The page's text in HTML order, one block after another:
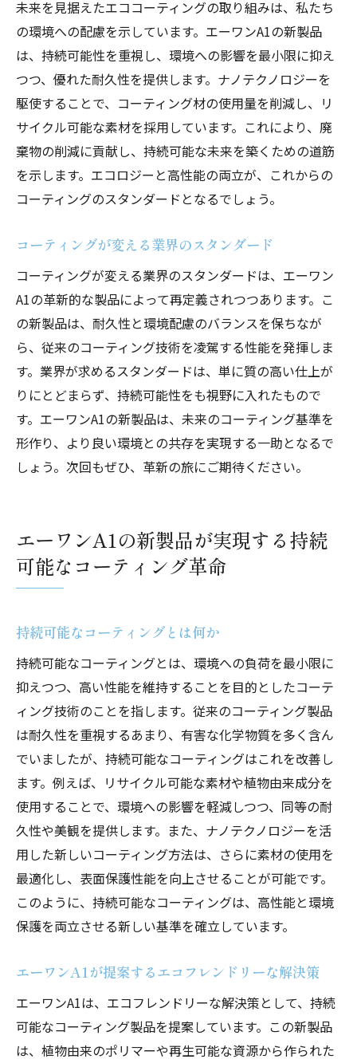
新時代を創るエコフレンドリーなアプロー
チ
未来を見据えたエココーティングの取り組みは、私たち
の環境への配慮を示しています。エーワンA1の新製品
は、持続可能性を重視し、環境への影響を最小限に抑え
つつ、優れた耐久性を提供します。ナノテクノロジーを
駆使することで、コーティング材の使用量を削減し、リ
サイクル可能な素材を採用しています。これにより、廃
棄物の削減に貢献し、持続可能な未来を築くための道筋
を示します。エコロジーと高性能の両立が、これからの
コーティングのスタンダードとなるでしょう。
コーティングが変える業界のスタンダード
コーティングが変える業界のスタンダードは、エーワン
A1の革新的な製品によって再定義されつつあります。こ
の新製品は、耐久性と環境配慮のバランスを保ちなが
ら、従来のコーティング技術を凌駕する性能を発揮しま
す。業界が求めるスタンダードは、単に質の高い仕上が
りにとどまらず、持続可能性をも視野に入れたもので
す。エーワンA1の新製品は、未来のコーティング基準を
形作り、より良い環境との共存を実現する一助となるで
しょう。次回もぜひ、革新の旅にご期待ください。
エーワンA1の新製品が実現する持続
可能なコーティング革命
持続可能なコーティングとは何か
持続可能なコーティングとは、環境への負荷を最小限に
抑えつつ、高い性能を維持することを目的としたコーテ
ィング技術のことを指します。従来のコーティング製品
は耐久性を重視するあまり、有害な化学物質を多く含ん
でいましたが、持続可能なコーティングはこれを改善し
ます。例えば、リサイクル可能な素材や植物由来成分を
使用することで、環境への影響を軽減しつつ、同等の耐
久性や美観を提供します。また、ナノテクノロジーを活
用した新しいコーティング方法は、さらに素材の使用を
最適化し、表面保護性能を向上させることが可能です。
このように、持続可能なコーティングは、高性能と環境
保護を両立させる新しい基準を確立しています。
エーワンA1が提案するエコフレンドリーな解決策
エーワンA1は、エコフレンドリーな解決策として、持続
可能なコーティング製品を提案しています。この新製品
は、植物由来のポリマーや再生可能な資源から作られた